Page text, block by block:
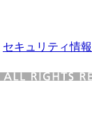
セキュリティ情報